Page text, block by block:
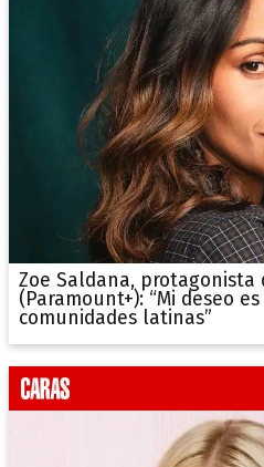
Zoe Saldana, protagonista
(Paramount+): “Mi deseo
comunidades latinas”